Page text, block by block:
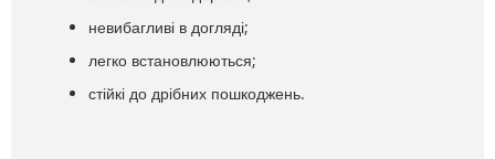
невибагливі в догляді;
легко встановлюються;
стійкі до дрібних пошкоджень.